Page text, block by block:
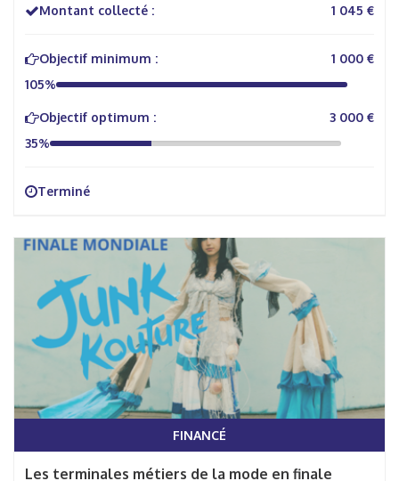
Montant collecté : 1 045 €
Objectif minimum :
1 000 €
105%
Objectif optimum :
3 000 €
35%
Terminé
FINANCÉ
Les terminales métiers de la mode en finale